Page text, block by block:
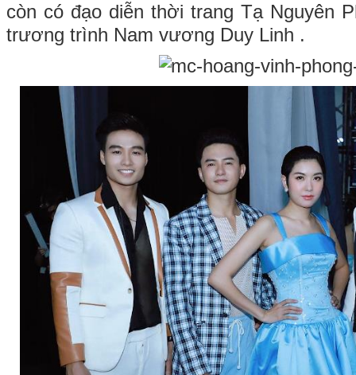
còn có đạo diễn thời trang Tạ Nguyên
trương trình Nam vương Duy Linh .